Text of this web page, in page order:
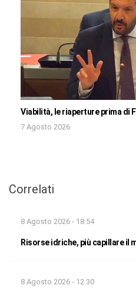
Viabilità, le riaperture prima di
7 Agosto 2026
Correlati
8 Agosto 2026 - 18:54
Risorse idriche, più capillare il
8 Agosto 2026 - 12:30